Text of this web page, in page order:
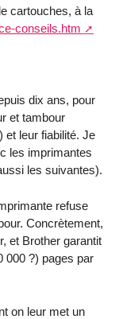
cartouches, à la
conseils.htm
dix ans, pour
et tambour
et leur fiabilité. Je
les imprimantes
les suivantes).
refuse
Concrètement,
et Brother garantit
000 ?) pages par
on leur met un